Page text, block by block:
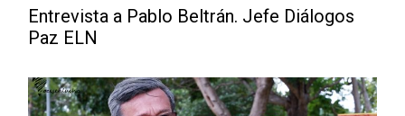
Entrevista a Pablo Beltrán. Jefe Diálogos
Paz ELN